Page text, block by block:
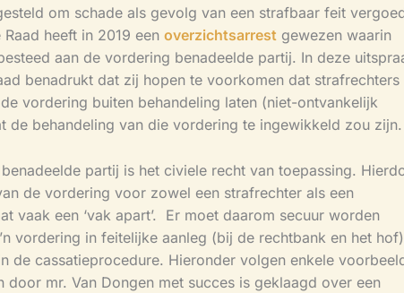
om schade als gevolg van een strafbaar feit
heeft in 2019 een overzichtsarrest gewezen waarin
aan de vordering benadeelde partij. In deze
benadrukt dat zij hopen te voorkomen dat strafrechters
vordering buiten behandeling laten (niet-ontvankelijk
de behandeling van die vordering te ingewikkeld zou zijn.
partij is het civiele recht van toepassing.
de vordering voor zowel een strafrechter als een
vaak een ‘vak apart’. Er moet daarom secuur worden
vordering in feitelijke aanleg (bij de rechtbank en het
de cassatieprocedure. Hieronder volgen enkele
door mr. Van Dongen met succes is geklaagd over een